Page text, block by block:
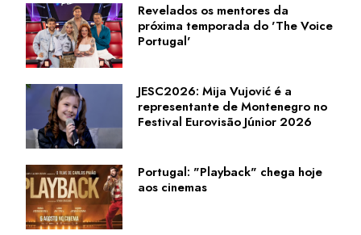
Revelados os mentores da
próxima temporada do 'The Voice
Portugal'
JESC2026: Mija Vujović é a
representante de Montenegro no
Festival Eurovisão Júnior 2026
Portugal: "Playback" chega hoje
aos cinemas